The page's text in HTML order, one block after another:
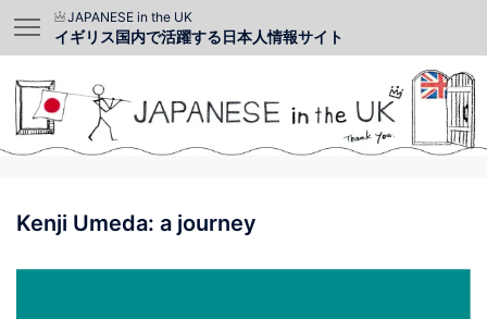
JAPANESE in the UK
イギリス国内で活躍する日本人情報サイト
Kenji Umeda: a journey